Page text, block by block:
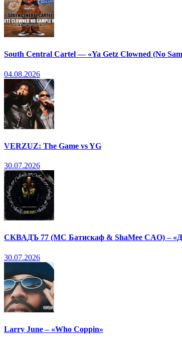
South Central Cartel — «Ya Getz Clowned (No
04.08.2026
VERZUZ: The Game vs YG
30.07.2026
СКВАДЪ 77 (МС Батискаф & ShaMee CAO) –
30.07.2026
Larry June – «Who Coppin»